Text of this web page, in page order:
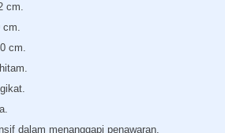
cm.
cm.
cm.
dalam menanggapi penawaran.